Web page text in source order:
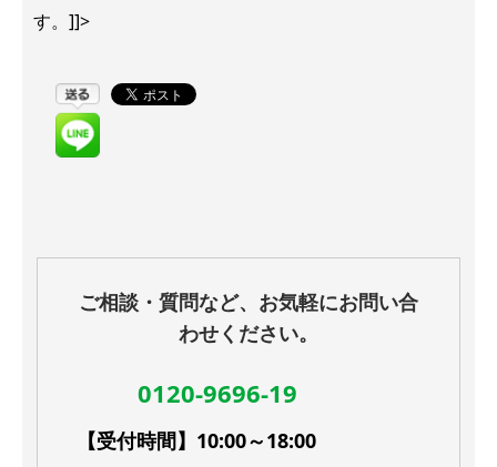
す。]]>
ご相談・質問など、お気軽にお問い合
わせください。
0120-9696-19
【受付時間】10:00～18:00